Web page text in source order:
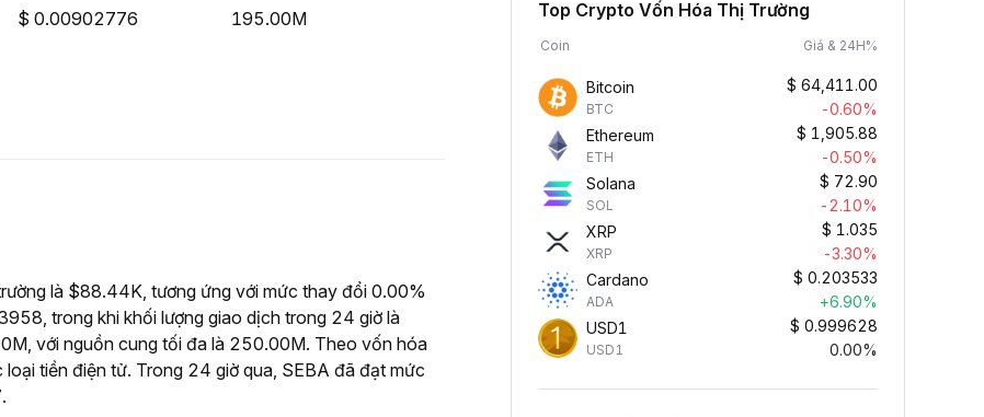
0.00902776 195.00M
là $88.44K, tương ứng với mức thay đổi 0.00%
trong khi khối lượng giao dịch trong 24 giờ là
với nguồn cung tối đa là 250.00M. Theo vốn hóa
tiền điện tử. Trong 24 giờ qua, SEBA đã đạt mức
Top Crypto Vốn Hóa Thị Trường
Coin Giá & 24H%
Bitcoin
BTC
$ 64,411.00
-0.60%
Ethereum
ETH
$ 1,905.88
-0.50%
Solana
SOL
$ 72.90
-2.10%
XRP
XRP
$ 1.035
-3.30%
Cardano
ADA
$ 0.203533
+6.90%
USD1
USD1
$ 0.999628
0.00%